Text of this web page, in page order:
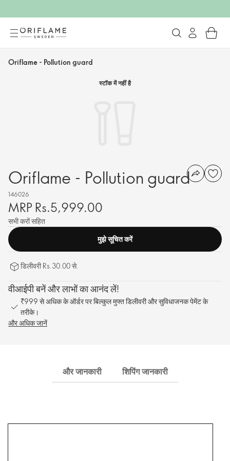
Oriflame - Pollution guard
स्टॉक में नहीं है
Oriflame - Pollution guard
146026
MRP Rs.5,999.00
सभी करों सहित
मुझे सूचित करें
डिलीवरी Rs.30.00 से.
वीआईपी बनें और लाभों का आनंद लें!
₹999 से अधिक के ऑर्डर पर बिल्कुल मुफ्त डिलीवरी और सुविधाजनक पेमेंट के
तरीके।
और अधिक जानें
और जानकारी शिपिंग जानकारी